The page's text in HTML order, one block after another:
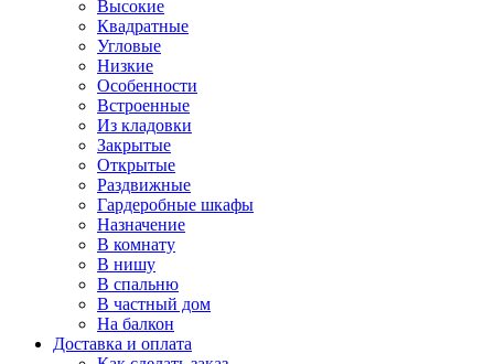
Высокие
Квадратные
Угловые
Низкие
Особенности
Встроенные
Из кладовки
Закрытые
Открытые
Раздвижные
Гардеробные шкафы
Назначение
В комнату
В нишу
В спальню
В частный дом
На балкон
Доставка и оплата